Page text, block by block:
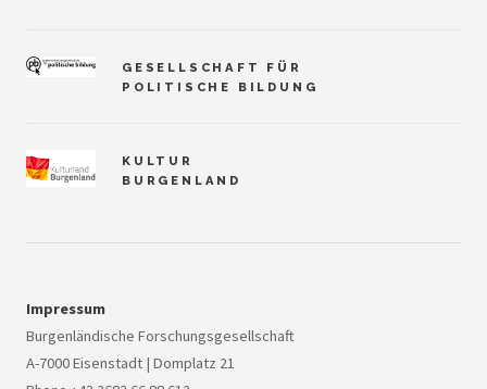
GESELLSCHAFT FÜR
POLITISCHE BILDUNG
KULTUR
BURGENLAND
Impressum
Burgenländische Forschungsgesellschaft
A-7000 Eisenstadt | Domplatz 21